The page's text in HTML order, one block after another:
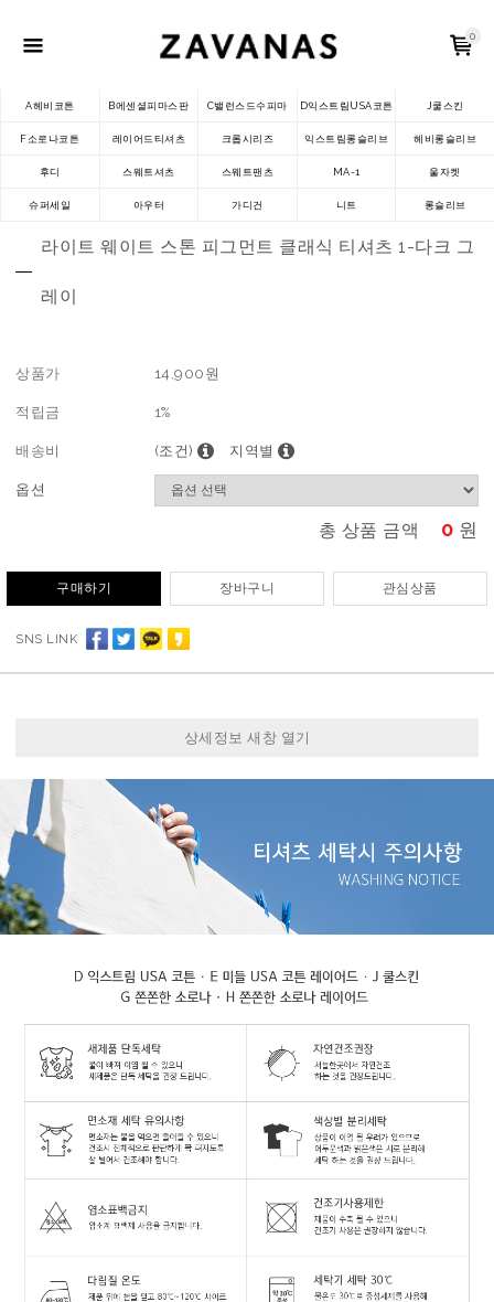
0
A헤비코튼 B에센셜피마스판 C밸런스드수피마 D익스트림USA코튼 J쿨스킨
F소로나코튼 레이어드티셔츠 크롭시리즈 익스트림롱슬리브 헤비롱슬리브
후디 스웨트셔츠 스웨트팬츠 MA-1 울자켓
슈퍼세일 아우터 가디건 니트 롱슬리브
라이트 웨이트 스톤 피그먼트 클래식 티셔츠 1-다크 그
레이
상품가 14,900 원
적립금 1%
배송비 (조건) 지역별
옵션
총 상품 금액 0 원
구매하기 장바구니 관심상품
SNS LINK
상세정보 새창 열기